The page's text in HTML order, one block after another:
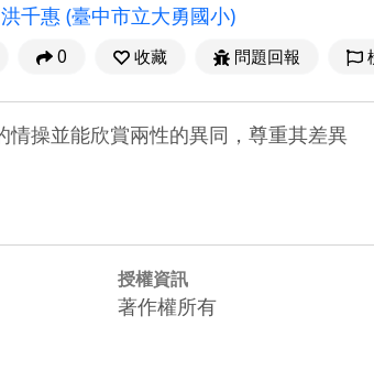
洪千惠 (臺中市立大勇國小)
0 收藏 問題回報
授權資訊
著作權所有